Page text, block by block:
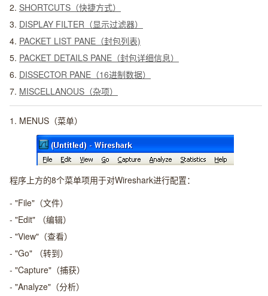
2. SHORTCUTS（快捷方式）
3. DISPLAY FILTER（显示过滤器）
4. PACKET LIST PANE（封包列表)
5. PACKET DETAILS PANE（封包详细信息）
6. DISSECTOR PANE（16进制数据）
7. MISCELLANOUS（杂项）
1. MENUS（菜单）
程序上方的8个菜单项用于对Wireshark进行配置：
- "File"（文件）
- "Edit" （编辑）
- "View"（查看）
- "Go" （转到）
- "Capture"（捕获）
- "Analyze"（分析）